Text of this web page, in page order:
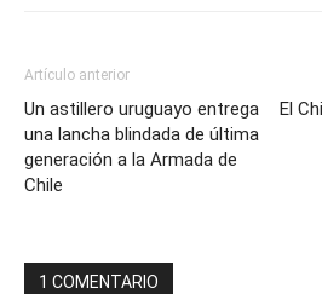
Artículo anterior
Un astillero uruguayo entrega
una lancha blindada de última
generación a la Armada de
Chile
El
1 COMENTARIO